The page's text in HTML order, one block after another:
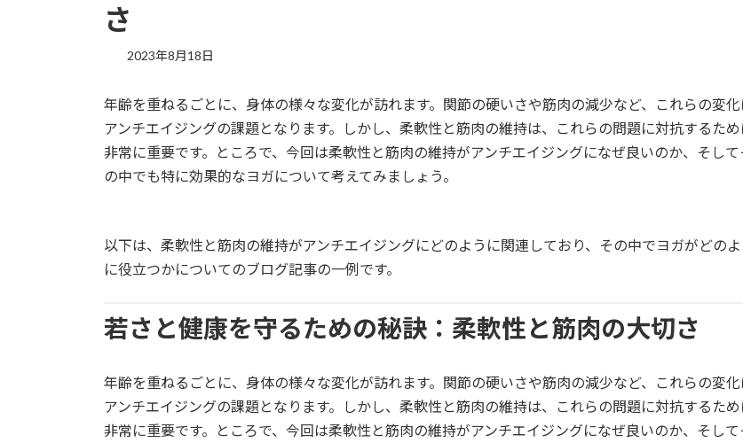
さ
2023年8月18日
年齢を重ねるごとに、身体の様々な変化が訪れます。関節の硬いさや筋肉の減少など、これらの変化
アンチエイジングの課題となります。しかし、柔軟性と筋肉の維持は、これらの問題に対抗するため
非常に重要です。ところで、今回は柔軟性と筋肉の維持がアンチエイジングになぜ良いのか、そして
の中でも特に効果的なヨガについて考えてみましょう。
以下は、柔軟性と筋肉の維持がアンチエイジングにどのように関連しており、その中でヨガがどのよ
に役立つかについてのブログ記事の一例です。
若さと健康を守るための秘訣：柔軟性と筋肉の大切さ
年齢を重ねるごとに、身体の様々な変化が訪れます。関節の硬いさや筋肉の減少など、これらの変化
アンチエイジングの課題となります。しかし、柔軟性と筋肉の維持は、これらの問題に対抗するため
非常に重要です。ところで、今回は柔軟性と筋肉の維持がアンチエイジングになぜ良いのか、そして